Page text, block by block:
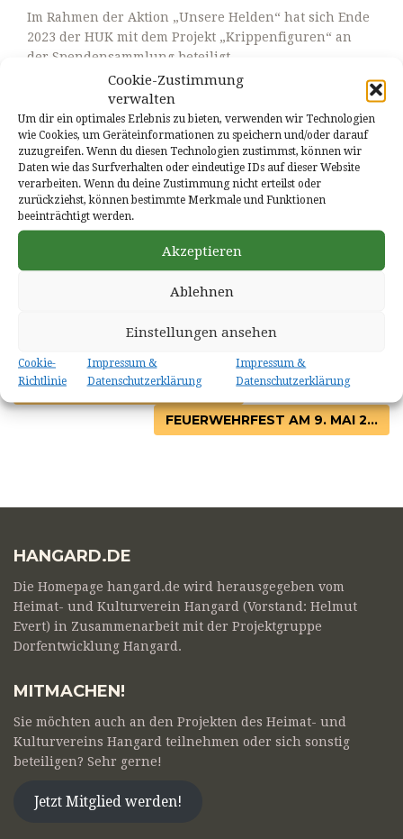
Cookie-Zustimmung
verwalten
Um dir ein optimales Erlebnis zu bieten, verwenden wir Technologien
wie Cookies, um Geräteinformationen zu speichern und/oder darauf
zuzugreifen. Wenn du diesen Technologien zustimmst, können wir
Daten wie das Surfverhalten oder eindeutige IDs auf dieser Website
verarbeiten. Wenn du deine Zustimmung nicht erteilst oder
zurückziehst, können bestimmte Merkmale und Funktionen
beeinträchtigt werden.
Akzeptieren
Ablehnen
Einstellungen ansehen
Cookie-
Richtlinie
Impressum &
Datenschutzerklärung
Impressum &
Datenschutzerklärung
Im Rahmen der Aktion „Unsere Helden“ hat sich Ende
2023 der HUK mit dem Projekt „Krippenfiguren“ an
der Spendensammlung beteiligt.
Insgesamt kam eine Summe von 1600 Euro zusammen,
welche sich aus Spenden und zusätzlich von der
Sparkasse zugesteuerten Beträgen zusammensetzt.
Diese Summe wurde für die Anschaffung der
Krippenfiguren „Heilige Familie“ eingesetzt.
Wir bedanken uns bei allen Spendern, welche unsere
Aktion so toll unterstützt haben.
für die nächste Adventszeit eine Erweiterung der
NEUE BÄUME FÜR HANGARD ...
FEUERWEHRFEST AM 9. MAI 2...
HANGARD.DE
Die Homepage hangard.de wird herausgegeben vom
Heimat- und Kulturverein Hangard (Vorstand: Helmut
Evert) in Zusammenarbeit mit der Projektgruppe
Dorfentwicklung Hangard.
MITMACHEN!
Sie möchten auch an den Projekten des Heimat- und
Kulturvereins Hangard teilnehmen oder sich sonstig
beteiligen? Sehr gerne!
Jetzt Mitglied werden!